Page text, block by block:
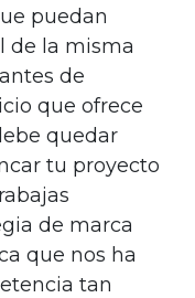
puedan
de la misma
de
que ofrece
quedar
tu proyecto
de marca
que nos ha
tan